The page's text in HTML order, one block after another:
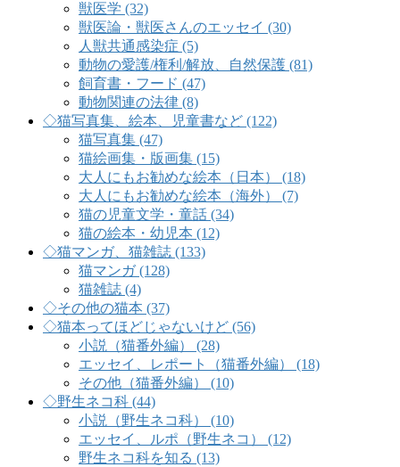
獣医学 (32)
獣医論・獣医さんのエッセイ (30)
人獣共通感染症 (5)
動物の愛護/権利/解放、自然保護 (81)
飼育書・フード (47)
動物関連の法律 (8)
◇猫写真集、絵本、児童書など (122)
猫写真集 (47)
猫絵画集・版画集 (15)
大人にもお勧めな絵本（日本） (18)
大人にもお勧めな絵本（海外） (7)
猫の児童文学・童話 (34)
猫の絵本・幼児本 (12)
◇猫マンガ、猫雑誌 (133)
猫マンガ (128)
猫雑誌 (4)
◇その他の猫本 (37)
◇猫本ってほどじゃないけど (56)
小説（猫番外編） (28)
エッセイ、レポート（猫番外編） (18)
その他（猫番外編） (10)
◇野生ネコ科 (44)
小説（野生ネコ科） (10)
エッセイ、ルポ（野生ネコ） (12)
野生ネコ科を知る (13)